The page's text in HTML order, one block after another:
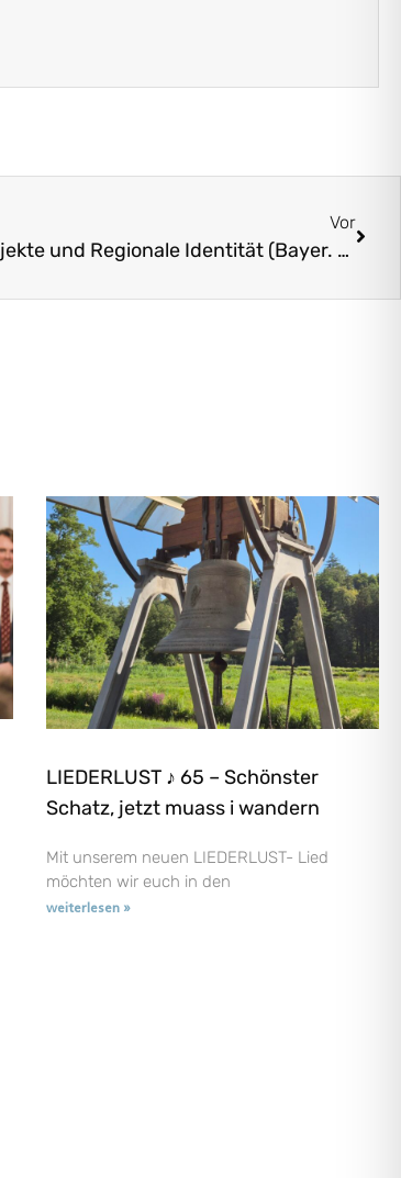
Vor
Förderprogramm: Digitale Heimatprojekte und Regionale Identität (Bayer. Staatsministerium der Finanzen und für Heimat)
LIEDERLUST ♪ 65 – Schönster
Schatz, jetzt muass i wandern
Mit unserem neuen LIEDERLUST- Lied
möchten wir euch in den
weiterlesen »